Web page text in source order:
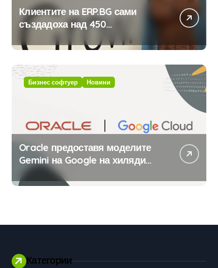
Клиентите на ERP.BG сами
създадоха над 450
приложения за ERP системата
с помощта на вградения в нея
изкуствен интелект
Бизнес софтуер Новини
Oracle предоставя моделите
Gemini на Google на хиляди
клиенти на бизнес
приложения
Категории